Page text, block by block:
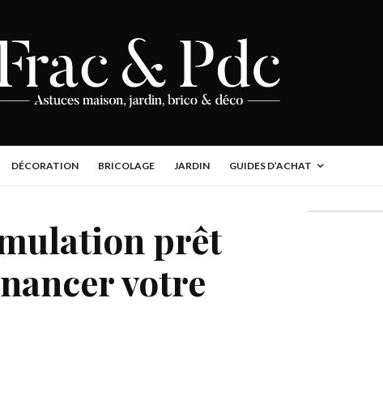
DÉCORATION BRICOLAGE JARDIN GUIDES D’ACHAT
prêt
votre